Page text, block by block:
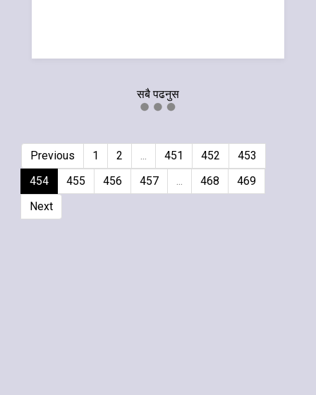
सबै पढनुस
Previous 1 2 ... 451 452
453
454
455 456 457 ... 468
469
Next